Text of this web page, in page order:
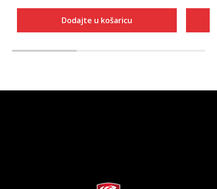
Dodajte u košaricu